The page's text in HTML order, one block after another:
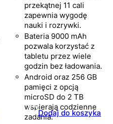
przekątnej 11 cali
zapewnia wygodę
nauki i rozrywki.
Bateria 9000 mAh
pozwala korzystać z
tabletu przez wiele
godzin bez ładowania.
Android oraz 256 GB
pamięci z opcją
microSD do 2 TB
wspierają codzienne
zadania.Dodaj do koszyka